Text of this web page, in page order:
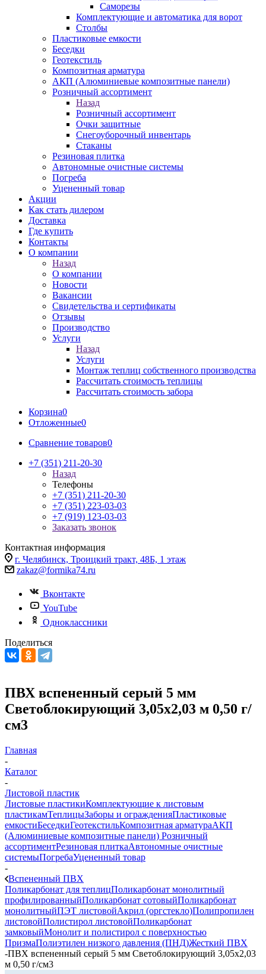
Саморезы
Комплектующие и автоматика для ворот
Столбы
Пластиковые емкости
Беседки
Геотекстиль
Композитная арматура
АКП (Алюминиевые композитные панели)
Розничный ассортимент
Назад
Розничный ассортимент
Очки защитные
Снегоуборочный инвентарь
Стаканы
Резиновая плитка
Автономные очистные системы
Погреба
Уцененный товар
Акции
Как стать дилером
Доставка
Где купить
Контакты
О компании
Назад
О компании
Новости
Вакансии
Свидетельства и сертификаты
Отзывы
Производство
Услуги
Назад
Услуги
Монтаж теплиц собственного производства
Рассчитать стоимость теплицы
Рассчитать стоимость забора
Корзина0
Отложенные0
Сравнение товаров0
+7 (351) 211-20-30
Назад
Телефоны
+7 (351) 211-20-30
+7 (351) 223-03-03
+7 (919) 123-03-03
Заказать звонок
Контактная информация
г. Челябинск, Троицкий тракт, 48Б, 1 этаж
zakaz@formika74.ru
Вконтакте
YouTube
Одноклассники
Поделиться
ПВХ вспененный серый 5 мм
Светоблокирующий 3,05х2,03 м 0,50 г/
см3
Главная
-
Каталог
-
Листовой пластик
Листовые пластикиКомплектующие к листовым
пластикамТеплицыЗаборы и огражденияПластиковые
емкостиБеседкиГеотекстильКомпозитная арматураАКП
(Алюминиевые композитные панели) Розничный
ассортиментРезиновая плиткаАвтономные очистные
системыПогребаУцененный товар
-
Вспененный ПВХ
Поликарбонат для теплицПоликарбонат монолитный
профилированныйПоликарбонат сотовыйПоликарбонат
монолитныйПЭТ листовойАкрил (оргстекло)Полипропилен
листовойПолистирол листовойПоликарбонат
замковыйМонолит и полистирол с поверхностью
ПризмаПолиэтилен низкого давления (ПНД)Жесткий ПВХ
-ПВХ вспененный серый 5 мм Светоблокирующий 3,05х2,03
м 0,50 г/см3